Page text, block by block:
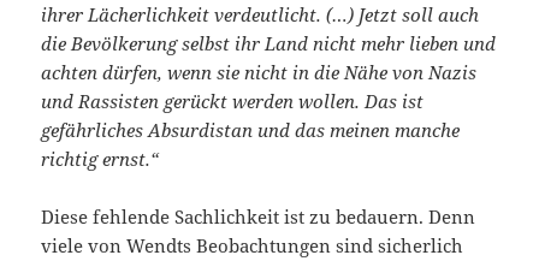
ihrer Lächerlichkeit verdeutlicht. (…) Jetzt soll auch
die Bevölkerung selbst ihr Land nicht mehr lieben und
achten dürfen, wenn sie nicht in die Nähe von Nazis
und Rassisten gerückt werden wollen. Das ist
gefährliches Absurdistan und das meinen manche
richtig ernst.“
Diese fehlende Sachlichkeit ist zu bedauern. Denn
viele von Wendts Beobachtungen sind sicherlich